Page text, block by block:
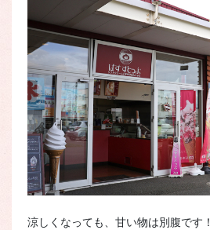
涼しくなっても、甘い物は別腹です！